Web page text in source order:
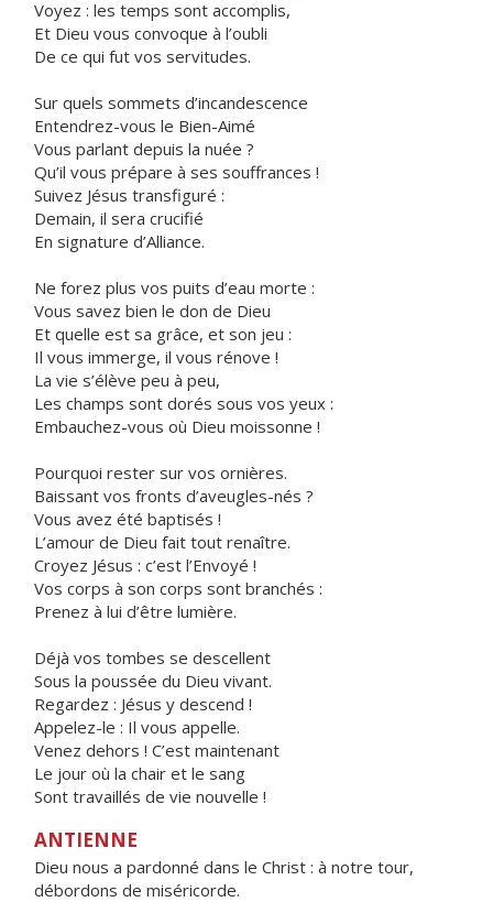
Voyez : les temps sont accomplis,
Et Dieu vous convoque à l’oubli
De ce qui fut vos servitudes.
Sur quels sommets d’incandescence
Entendrez-vous le Bien-Aimé
Vous parlant depuis la nuée ?
Qu’il vous prépare à ses souffrances !
Suivez Jésus transfiguré :
Demain, il sera crucifié
En signature d’Alliance.
Ne forez plus vos puits d’eau morte :
Vous savez bien le don de Dieu
Et quelle est sa grâce, et son jeu :
Il vous immerge, il vous rénove !
La vie s’élève peu à peu,
Les champs sont dorés sous vos yeux :
Embauchez-vous où Dieu moissonne !
Pourquoi rester sur vos ornières.
Baissant vos fronts d’aveugles-nés ?
Vous avez été baptisés !
L’amour de Dieu fait tout renaître.
Croyez Jésus : c’est l’Envoyé !
Vos corps à son corps sont branchés :
Prenez à lui d’être lumière.
Déjà vos tombes se descellent
Sous la poussée du Dieu vivant.
Regardez : Jésus y descend !
Appelez-le : Il vous appelle.
Venez dehors ! C’est maintenant
Le jour où la chair et le sang
Sont travaillés de vie nouvelle !
ANTIENNE
Dieu nous a pardonné dans le Christ : à notre tour,
débordons de miséricorde.